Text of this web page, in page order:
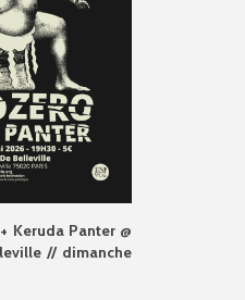
Keruda Panter @
// dimanche